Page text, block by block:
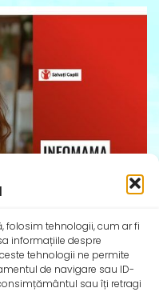
folosim tehnologii, cum ar fi
informațiile despre
tehnologii ne permite
de navigare sau ID-
sau îți retragi
al copilului
Salvați Copiii
promovării și apărării